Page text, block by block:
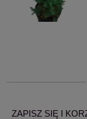
ZAPISZ SIĘ I